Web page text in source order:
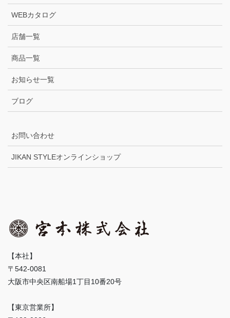
WEBカタログ
店舗一覧
商品一覧
お知らせ一覧
ブログ
お問い合わせ
JIKAN STYLEオンラインショップ
【本社】
〒542-0081
大阪市中央区南船場1丁目10番20号
【東京営業所】